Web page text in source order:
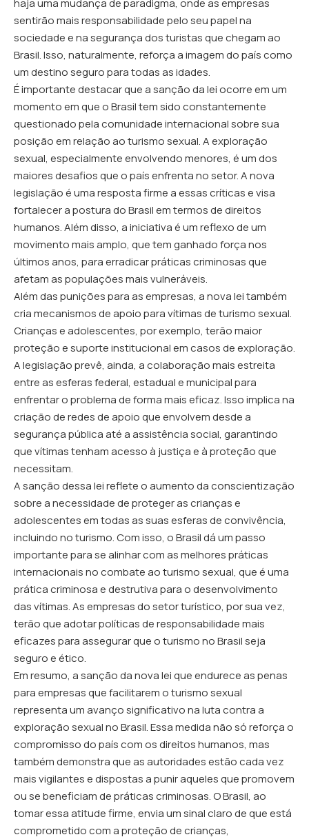
haja uma mudança de paradigma, onde as empresas
sentirão mais responsabilidade pelo seu papel na
sociedade e na segurança dos turistas que chegam ao
Brasil. Isso, naturalmente, reforça a imagem do país como
um destino seguro para todas as idades.
É importante destacar que a sanção da lei ocorre em um
momento em que o Brasil tem sido constantemente
questionado pela comunidade internacional sobre sua
posição em relação ao turismo sexual. A exploração
sexual, especialmente envolvendo menores, é um dos
maiores desafios que o país enfrenta no setor. A nova
legislação é uma resposta firme a essas críticas e visa
fortalecer a postura do Brasil em termos de direitos
humanos. Além disso, a iniciativa é um reflexo de um
movimento mais amplo, que tem ganhado força nos
últimos anos, para erradicar práticas criminosas que
afetam as populações mais vulneráveis.
Além das punições para as empresas, a nova lei também
cria mecanismos de apoio para vítimas de turismo sexual.
Crianças e adolescentes, por exemplo, terão maior
proteção e suporte institucional em casos de exploração.
A legislação prevê, ainda, a colaboração mais estreita
entre as esferas federal, estadual e municipal para
enfrentar o problema de forma mais eficaz. Isso implica na
criação de redes de apoio que envolvem desde a
segurança pública até a assistência social, garantindo
que vítimas tenham acesso à justiça e à proteção que
necessitam.
A sanção dessa lei reflete o aumento da conscientização
sobre a necessidade de proteger as crianças e
adolescentes em todas as suas esferas de convivência,
incluindo no turismo. Com isso, o Brasil dá um passo
importante para se alinhar com as melhores práticas
internacionais no combate ao turismo sexual, que é uma
prática criminosa e destrutiva para o desenvolvimento
das vítimas. As empresas do setor turístico, por sua vez,
terão que adotar políticas de responsabilidade mais
eficazes para assegurar que o turismo no Brasil seja
seguro e ético.
Em resumo, a sanção da nova lei que endurece as penas
para empresas que facilitarem o turismo sexual
representa um avanço significativo na luta contra a
exploração sexual no Brasil. Essa medida não só reforça o
compromisso do país com os direitos humanos, mas
também demonstra que as autoridades estão cada vez
mais vigilantes e dispostas a punir aqueles que promovem
ou se beneficiam de práticas criminosas. O Brasil, ao
tomar essa atitude firme, envia um sinal claro de que está
comprometido com a proteção de crianças,